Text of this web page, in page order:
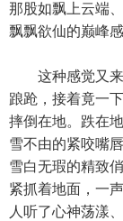
那股如飘上云端
飘飘欲仙的巅峰
这种感觉又来
踉跄，接着竟一
摔倒在地。跌在
雪不由的紧咬嘴唇
雪白无瑕的精致
紧抓着地面，一
人听了心神荡漾